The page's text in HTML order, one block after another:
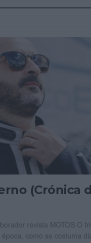
(Crónica
revista MOTOS O
como se costuma